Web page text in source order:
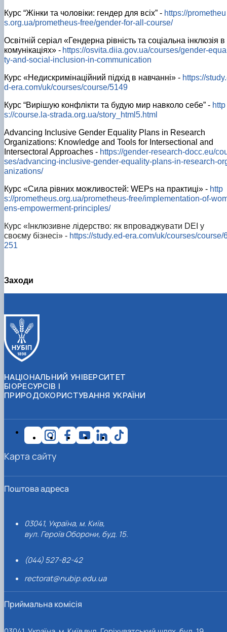
Курс “Жінки та чоловіки: гендер для всіх” - https://prometheu
s.org.ua/prometheus-free/gender-for-all-course/
Освітній серіал «Гендерна рівність та соціальна інклюзія в
комунікаціях» - https://osvita.diia.gov.ua/courses/gender-
ty-and-social-inclusion-in-communication
Курс «Недискримінаційний підхід в навчанні» - https://
d-era.com/uk/courses/course/5149
Курс “Вирішую конфлікти та будую мир навколо себе” - http
s://course.la-strada.org.ua/story_html5.html
Advancing Inclusive Gender Equality Plans in Research
Organizations: Knowledge and Tools for Intersectional and
Intersectoral Approaches - https://gender-research-docc.eu/
ses/advancing-inclusive-gender-equality-plans-in-research-
anizations/
Курс «Сила рівних можливостей: WEPs на практиці» - http
s://prometheus.org.ua/prometheus-free/implementation-of-
ens-empowerment-principles/
Курс «Інклюзивне лідерство: як впроваджувати DEI у
своєму бізнесі» - https://study.ed-era.com/uk/courses/course/
251
Заходи
НАЦІОНАЛЬНИЙ УНІВЕРСИТЕТ
БІОРЕСУРСІВ І
ПРИРОДОКОРИСТУВАННЯ УКРАЇНИ
Поштова адреса
03041, Україна, м. Київ,
вул. Героїв Оборони, буд. 15.
(044) 527-82-42
rectorat@nubip.edu.ua
Приймальна комісія
Карта сайту